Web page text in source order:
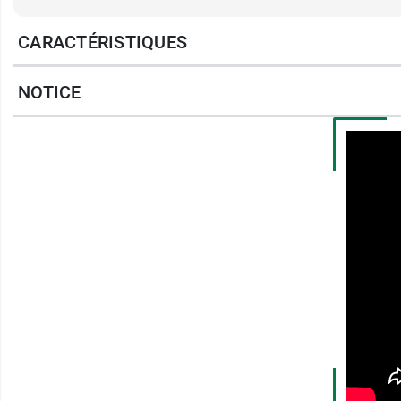
Précautions d'utilisation
L'utilisation de Rennie Deflatine est
Rennie Deflatine est contre-indiqué si
Rennie Deflatine peut modifier
CARACTÉRISTIQUES
NOTICE